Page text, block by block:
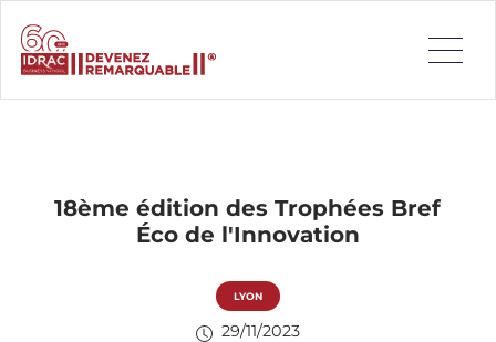
18ème édition des Trophées Bref
Éco de l'Innovation
LYON
29/11/2023